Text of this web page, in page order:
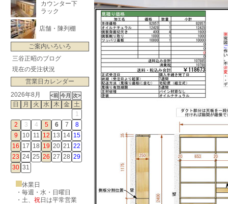
カウンター下
ラック
店舗・陳列棚
ご案内いろいろ
三谷正昭のブログ
現在の受注状況
営業日カレンダー
2026年8月
日
月 火 水 木 金
土
1
2
3 4 5 6 7
8
9
10 11 12 13 14 15
16 17 18 19 20 21 22
23 24 25 26 27 28 29
30 31
休業日
・毎週・水・日曜日
・ 土、 祝日は平常営業